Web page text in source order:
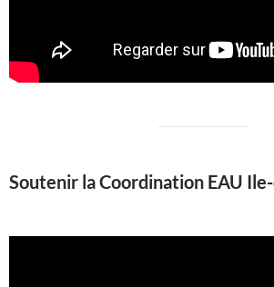
Soutenir la Coordination EAU